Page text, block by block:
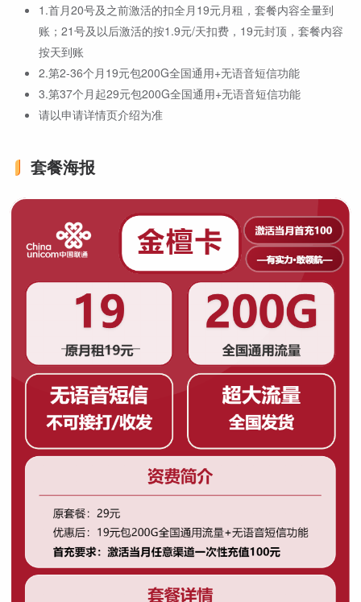
1.首月20号及之前激活的扣全月19元月租，套餐内容全量到
账；21号及以后激活的按1.9元/天扣费，19元封顶，套餐内容
按天到账
2.第2-36个月19元包200G全国通用+无语音短信功能
3.第37个月起29元包200G全国通用+无语音短信功能
请以申请详情页介绍为准
套餐海报